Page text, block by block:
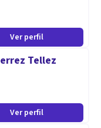
Ver perfil
Tellez
Ver perfil